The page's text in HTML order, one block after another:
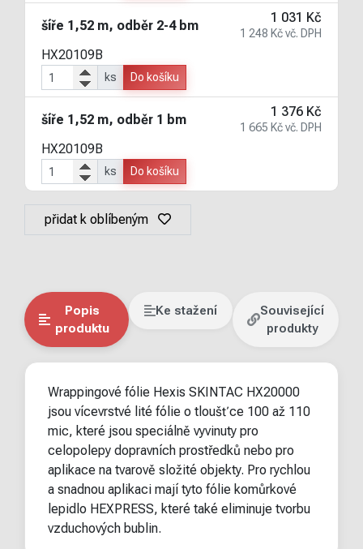
šíře 1,52 m, odběr 2-4 bm
1 031 Kč
1 248 Kč vč. DPH
HX20109B
ks Do košíku
šíře 1,52 m, odběr 1 bm
1 376 Kč
1 665 Kč vč. DPH
HX20109B
ks Do košíku
přidat k oblíbeným
Popis
produktu
Ke stažení
Související
produkty
Wrappingové fólie Hexis SKINTAC HX20000
jsou vícevrstvé lité fólie o tloušťce 100 až 110
mic, které jsou speciálně vyvinuty pro
celopolepy dopravních prostředků nebo pro
aplikace na tvarově složité objekty. Pro rychlou
a snadnou aplikaci mají tyto fólie komůrkové
lepidlo HEXPRESS, které také eliminuje tvorbu
vzduchových bublin.